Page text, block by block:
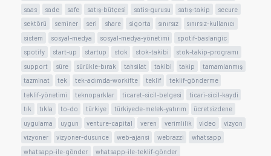
saas
sade safe satış-bütçesi satis-gurusu satış-takip
secure
sektörü
seminer seri share sigorta sınırsız
sınırsız-kullanıcı
sistem
sosyal-medya sosyal-medya-yönetimi
spotif-baslangic
spotify
start-up startup stok stok-takibi
stok-takip-programı
support
süre sürükle-bırak tahsilat takibi takip
tamamlanmış
tazminat
tek tek-adımda-workifte teklif
teklif-gönderme
teklif-yönetimi
teknoparklar ticaret-sicil-belgesi
ticari-sicil-kaydi
tık
tıkla to-do türkiye türkiyede-melek-yatırım
ücretsizdene
uygulama
uygun venture-capital veren verimlilik video
vizyon
vizyoner
vizyoner-dusunce web-ajansi webrazzi
whatsapp
whatsapp-ile-gönder
whatsapp-ile-teklif-gönder